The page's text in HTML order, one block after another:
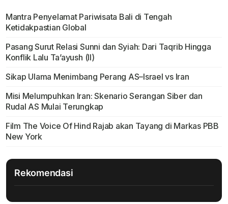
Mantra Penyelamat Pariwisata Bali di Tengah
Ketidakpastian Global
Pasang Surut Relasi Sunni dan Syiah: Dari Taqrib Hingga
Konflik Lalu Ta’ayush (II)
Sikap Ulama Menimbang Perang AS–Israel vs Iran
Misi Melumpuhkan Iran: Skenario Serangan Siber dan
Rudal AS Mulai Terungkap
Film The Voice Of Hind Rajab akan Tayang di Markas PBB
New York
Rekomendasi